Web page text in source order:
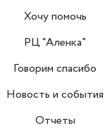
Хочу помочь
РЦ “Аленка”
Говорим спасибо
Новость и события
Отчеты